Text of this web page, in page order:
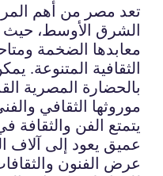
تعد مصر من أهم
الشرق الأوسط،
معابدها الضخمة
الثقافية المتنوعة.
بالحضارة المصرية
موروثها الثقافي
يتمتع الفن
عميق يعود إلى آلاف
عرض الفنون